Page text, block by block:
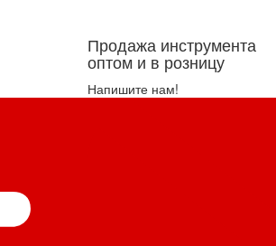
Продажа инструмента
оптом и в розницу
Напишите нам!